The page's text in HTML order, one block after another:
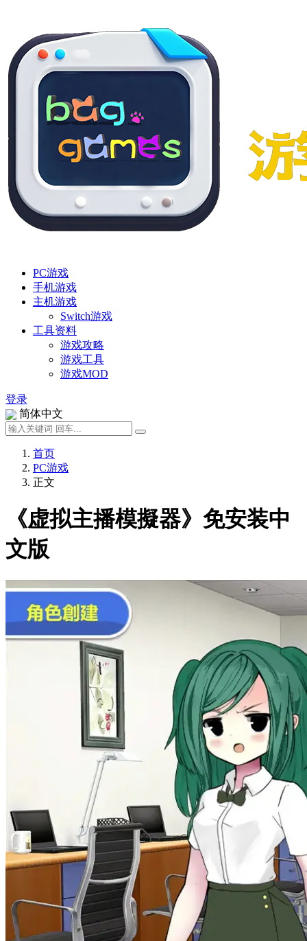
PC游戏
手机游戏
主机游戏
Switch游戏
工具资料
游戏攻略
游戏工具
游戏MOD
登录
简体中文
首页
PC游戏
正文
《虚拟主播模擬器》免安装中
文版